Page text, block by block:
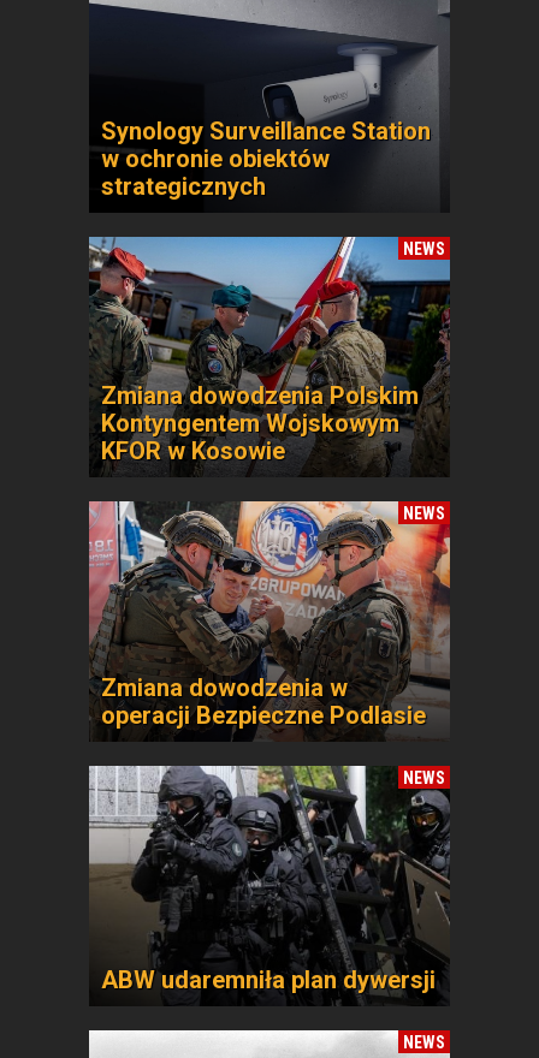
Synology Surveillance Station
w ochronie obiektów
strategicznych
NEWS
Zmiana dowodzenia Polskim
Kontyngentem Wojskowym
KFOR w Kosowie
NEWS
Zmiana dowodzenia w
operacji Bezpieczne Podlasie
NEWS
ABW udaremniła plan dywersji
NEWS